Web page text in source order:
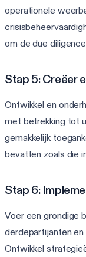
operationele
om de due
Stap 5: Creëer
Ontwikkel en
met betrekking tot
gemakkelijk
bevatten zoals die
Stap 6:
Voer een grondige
derdepartijanten
Ontwikkel